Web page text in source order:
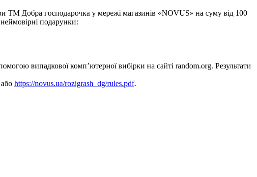
ТМ Добра господарочка у мережі магазинів «NOVUS» на суму від 100
подарунки:
випадкової комп’ютерної вибірки на сайті random.org. Результати
https://novus.ua/rozigrash_dg/rules.pdf.